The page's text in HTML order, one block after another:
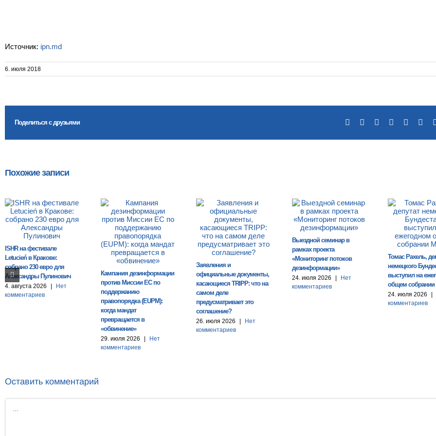
Источник: ipn.md
6. июля 2018
Поделиться с друзьями Facebook RedditLinkedIn
Tumblr
Похожие записи
ISHR на фестивале
Letucień в Кракове:
собрано 230 евро для
Александры Пулинович
4. августа 2026
Нет
комментариев
Кампания дезинформации
против Миссии ЕС по
поддержанию
правопорядка (EUPM):
когда мандат
превращается в
«обвинение»
29. июля 2026
Нет
комментариев
Заявления и
официальные документы,
касающиеся TRIPP: что на
самом деле
предусматривает это
соглашение?
26. июля 2026
Нет
комментариев
Выездной семинар в
рамках проекта
«Мониторинг потоков
дезинформации»
24. июля 2026
Нет
комментариев
Томас Рахель,
немецкого
выступил на
общем
24. июля 2026
комментариев
Оставить комментарий
Комментарий